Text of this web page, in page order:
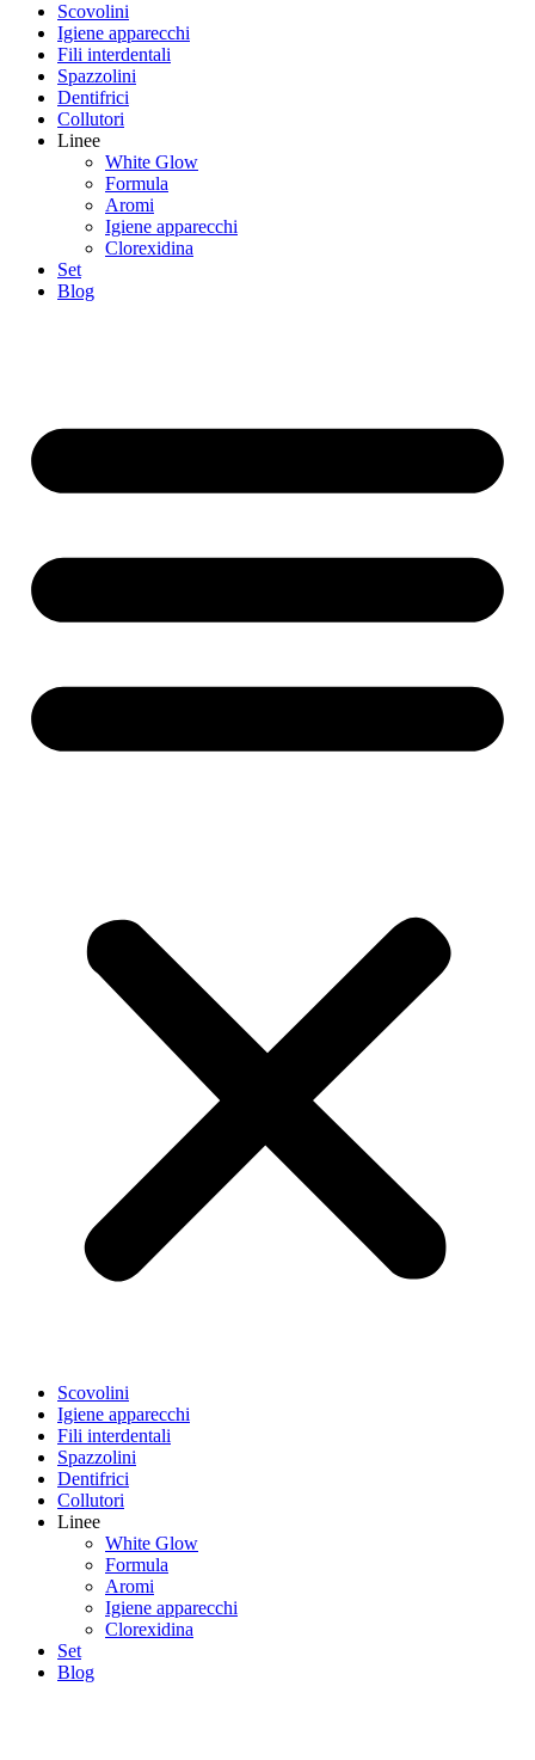
Scovolini
Igiene apparecchi
Fili interdentali
Spazzolini
Dentifrici
Collutori
Linee
White Glow
Formula
Aromi
Igiene apparecchi
Clorexidina
Set
Blog
Scovolini
Igiene apparecchi
Fili interdentali
Spazzolini
Dentifrici
Collutori
Linee
White Glow
Formula
Aromi
Igiene apparecchi
Clorexidina
Set
Blog